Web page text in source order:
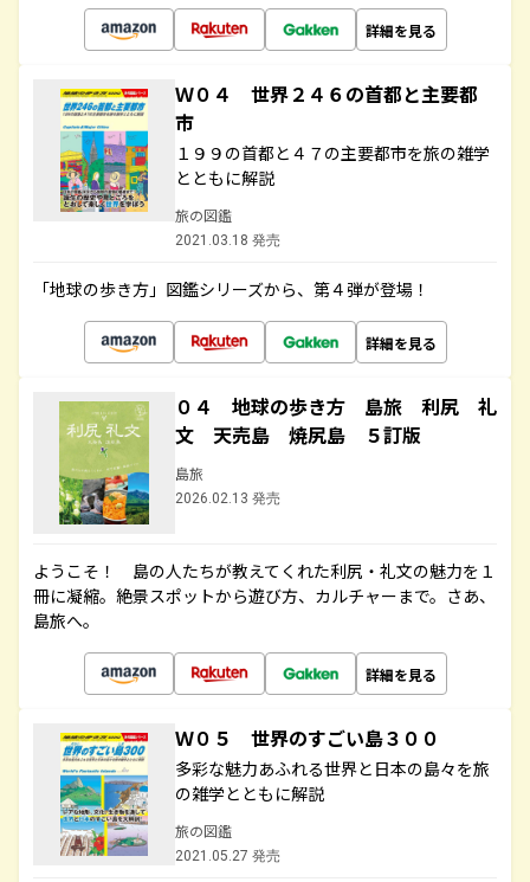
詳細を見る
Ｗ０４ 世界２４６の首都と主要都
市
１９９の首都と４７の主要都市を旅の雑学
とともに解説
旅の図鑑
2021.03.18 発売
「地球の歩き方」図鑑シリーズから、第４弾が登場！
詳細を見る
０４ 地球の歩き方 島旅 利尻 礼
文 天売島 焼尻島 ５訂版
島旅
2026.02.13 発売
ようこそ！ 島の人たちが教えてくれた利尻・礼文の魅力を１
冊に凝縮。絶景スポットから遊び方、カルチャーまで。さあ、
島旅へ。
詳細を見る
Ｗ０５ 世界のすごい島３００
多彩な魅力あふれる世界と日本の島々を旅
の雑学とともに解説
旅の図鑑
2021.05.27 発売